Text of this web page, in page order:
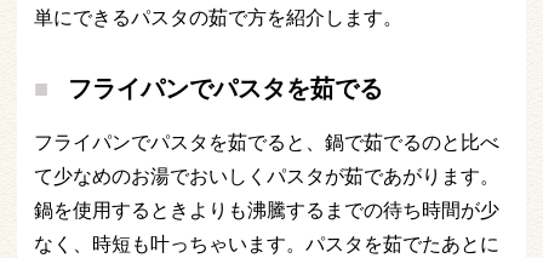
単にできるパスタの茹で方を紹介します。
フライパンでパスタを茹でる
フライパンでパスタを茹でると、鍋で茹でるのと比べ
て少なめのお湯でおいしくパスタが茹であがります。
鍋を使用するときよりも沸騰するまでの待ち時間が少
なく、時短も叶っちゃいます。パスタを茹でたあとに